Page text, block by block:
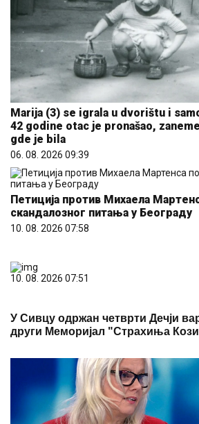
Marija (3) se igrala u dvorištu i
42 godine otac je pronašao,
gde je bila
06. 08. 2026 09:39
Петиција против Михаела
скандалозног питања у Београду
10. 08. 2026 07:58
10. 08. 2026 07:51
У Сивцу одржан четврти Дечји
други Меморијал "Страхиња